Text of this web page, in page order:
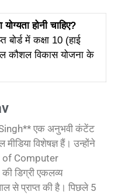
होनी चाहिए?
बोर्ड में कक्षा 10 (हाई
कौशल विकास योजना के
एक अनुभवी कंटेंट
मीडिया विशेषज्ञ हैं। उन्होंने
of Computer
डिग्री एकलव्य
से प्राप्त की है। पिछले 5